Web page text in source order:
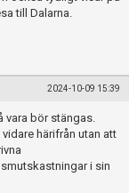
till Dalarna.
2024-10-09 15:39
vara bör stängas.
härifrån utan att
i sin